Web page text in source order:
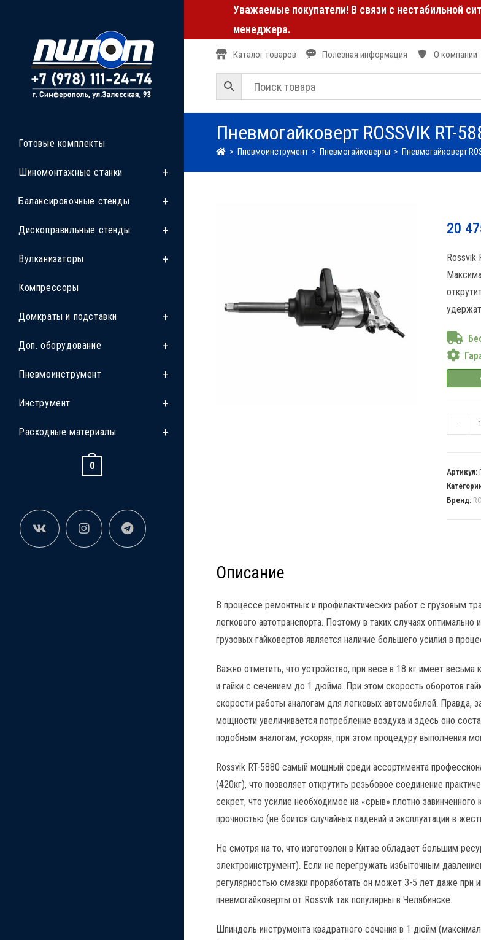
Уважаемые покупатели! В связи с нестабильной
менеджера.
Каталог товаров Полезная информация О компании
Готовые комплекты
Шиномонтажные станки
Балансировочные стенды
Дископравильные стенды
Вулканизаторы
Компрессоры
Домкраты и подставки
Доп. оборудование
Пневмоинструмент
Инструмент
Расходные материалы
0
Пневмогайковерт ROSSVIK RT-
> Пневмоинструмент > Пневмогайковерты > Пневмогайковерт
20
Rossvik
-
Артикул:
Бренд:
Описание
В процессе ремонтных и профилактических работ с грузовым
легкового автотранспорта. Поэтому в таких случаях
грузовых гайковертов является наличие большего усилия в
Важно отметить, что устройство, при весе в 18 кг имеет весьма
и гайки с сечением до 1 дюйма. При этом скорость оборотов
скорости работы аналогам для легковых автомобилей. Правда,
мощности увеличивается потребление воздуха и здесь оно
подобным аналогам, ускоряя, при этом процедуру выполнения
Rossvik RT-5880 самый мощный среди ассортимента
(420кг), что позволяет открутить резьбовое соединение
секрет, что усилие необходимое на «срыв» плотно
прочностью (не боится случайных падений и эксплуатации в
Не смотря на то, что изготовлен в Китае обладает большим
электроинструмент). Если не перегружать избыточным
регулярностью смазки проработать он может 3-5 лет даже при
пневмогайковерты от Rossvik так популярны в Челябинске.
Шпиндель инструмента квадратного сечения в 1 дюйм